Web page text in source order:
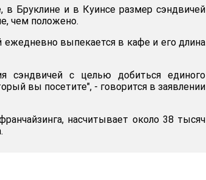
в Бруклине и в Куинсе размер сэндвичей
чем положено.
ежедневно выпекается в кафе и его длина
сэндвичей с целью добиться единого
вы посетите", - говорится в заявлении
насчитывает около 38 тысяч